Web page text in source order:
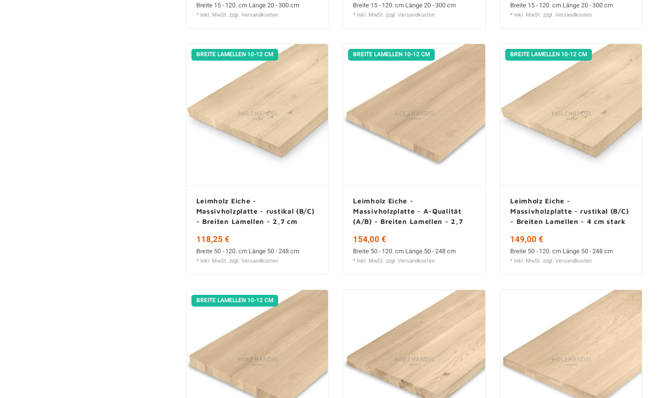
Breite 15 - 120. cm Länge 20 - 300 cm
* Inkl. MwSt. zzgl. Versandkosten
Breite 15 - 120. cm Länge 20 - 300 cm
* Inkl. MwSt. zzgl.Versandkosten
Breite 15 - 120. cm Länge 20 - 300 cm
* Inkl. MwSt. zzgl.Versandkosten
BREITE LAMELLEN 10-12 CM
Leimholz Eiche -
Massivholzplatte - rustikal (B/C)
- Breiten Lamellen - 2,7 cm
118,25 €
Breite 50 - 120. cm Länge 50 - 248 cm
* Inkl. MwSt. zzgl. Versandkosten
BREITE LAMELLEN 10-12 CM
Leimholz Eiche -
Massivholzplatte - A-Qualität
(A/B) - Breiten Lamellen - 2,7
154,00 €
Breite 50 - 120. cm Länge 50 - 248 cm
* Inkl. MwSt. zzgl.Versandkosten
BREITE LAMELLEN 10-12 CM
Leimholz Eiche -
Massivholzplatte - rustikal (B/C)
- Breiten Lamellen - 4 cm stark
149,00 €
Breite 50 - 120. cm Länge 50 - 248 cm
* Inkl. MwSt. zzgl.Versandkosten
BREITE LAMELLEN 10-12 CM